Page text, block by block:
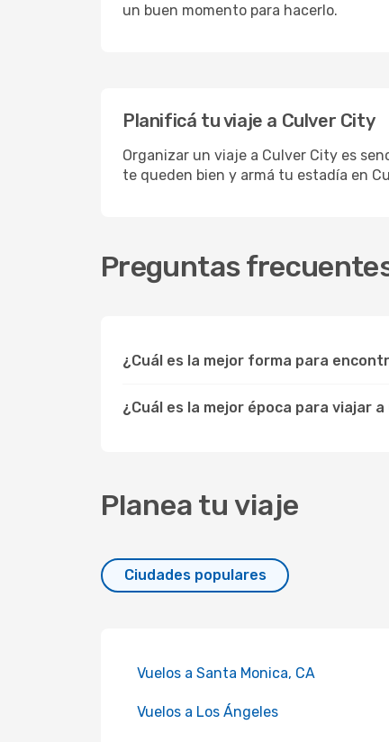
un buen momento para hacerlo.
Planificá tu viaje a Culver City
Organizar un viaje a Culver City es
te queden bien y armá tu estadía en
Preguntas
¿Cuál es la mejor forma para
¿Cuál es la mejor época para viajar
Planea tu viaje
Ciudades populares
Vuelos a Santa Monica, CA
Vuelos a Los Ángeles